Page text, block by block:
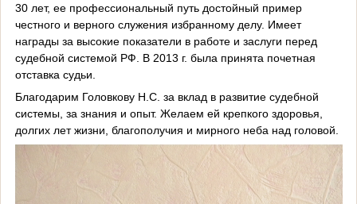
30 лет, ее профессиональный путь достойный пример
честного и верного служения избранному делу. Имеет
награды за высокие показатели в работе и заслуги перед
судебной системой РФ. В 2013 г. была принята почетная
отставка судьи.
Благодарим Головкову Н.С. за вклад в развитие судебной
системы, за знания и опыт. Желаем ей крепкого здоровья,
долгих лет жизни, благополучия и мирного неба над головой.